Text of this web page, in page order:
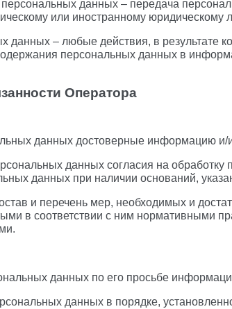
данных – передача
или иностранному юридическому
данных – любые действия, в результате
персональных данных в
Оператора
данных достоверные информацию
данных согласия на
данных при наличии оснований,
и перечень мер, необходимых и
в соответствии с ним нормативными
данных по его просьбе
данных в порядке,